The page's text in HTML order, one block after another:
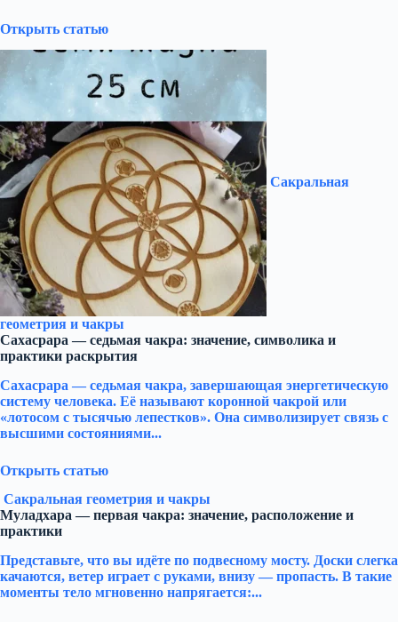
Открыть статью
Сакральная
геометрия и чакры
Сахасрара — седьмая чакра: значение, символика и
практики раскрытия
Сахасрара — седьмая чакра, завершающая энергетическую
систему человека. Её называют коронной чакрой или
«лотосом с тысячью лепестков». Она символизирует связь с
высшими состояниями...
Открыть статью
Сакральная геометрия и чакры
Муладхара — первая чакра: значение, расположение и
практики
Представьте, что вы идёте по подвесному мосту. Доски слегка
качаются, ветер играет с руками, внизу — пропасть. В такие
моменты тело мгновенно напрягается:...